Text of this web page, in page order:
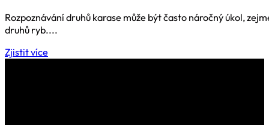
Rozpoznávání druhů karase může být často náročný úkol,
druhů ryb....
Zjistit více